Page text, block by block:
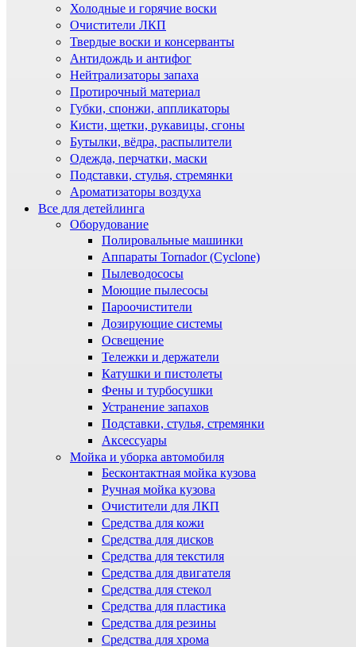
Холодные и горячие воски
Очистители ЛКП
Твердые воски и консерванты
Антидождь и антифог
Нейтрализаторы запаха
Протирочный материал
Губки, спонжи, аппликаторы
Кисти, щетки, рукавицы, сгоны
Бутылки, вёдра, распылители
Одежда, перчатки, маски
Подставки, стулья, стремянки
Ароматизаторы воздуха
Все для детейлинга
Оборудование
Полировальные машинки
Аппараты Tornador (Cyclone)
Пылеводососы
Моющие пылесосы
Пароочистители
Дозирующие системы
Освещение
Тележки и держатели
Катушки и пистолеты
Фены и турбосушки
Устранение запахов
Подставки, стулья, стремянки
Аксессуары
Мойка и уборка автомобиля
Бесконтактная мойка кузова
Ручная мойка кузова
Очистители для ЛКП
Средства для кожи
Средства для дисков
Средства для текстиля
Средства для двигателя
Средства для стекол
Средства для пластика
Средства для резины
Средства для хрома